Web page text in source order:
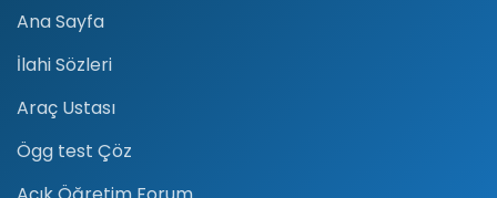
Ana Sayfa
İlahi Sözleri
Araç Ustası
Ögg test Çöz